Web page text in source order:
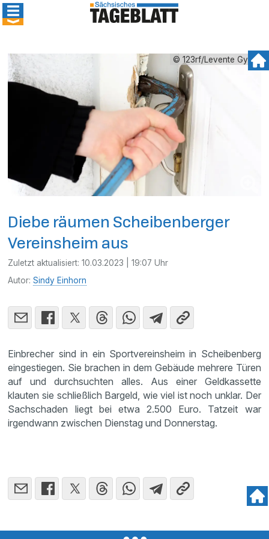
© 123rf/Levente Gyori
Diebe räumen Scheibenberger
Vereinsheim aus
Zuletzt aktualisiert:10.03.2023 | 19:07 Uhr
Autor:Sindy Einhorn
Einbrecher sind in ein Sportvereinsheim in Scheibenberg
eingestiegen. Sie brachen in dem Gebäude mehrere Türen
auf und durchsuchten alles. Aus einer Geldkassette
klauten sie schließlich Bargeld, wie viel ist noch unklar. Der
Sachschaden liegt bei etwa 2.500 Euro. Tatzeit war
irgendwann zwischen Dienstag und Donnerstag.